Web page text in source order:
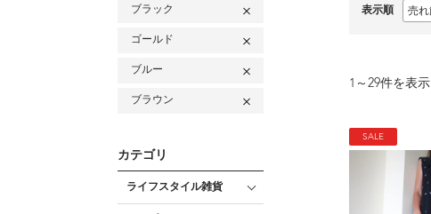
ブラック
ゴールド
ブルー
ブラウン
カテゴリ
ライフスタイル雑貨
表示順
1 ～ 29件を表示
SALE